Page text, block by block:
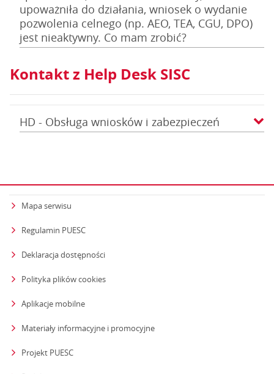
upoważniła do działania, wniosek o wydanie
pozwolenia celnego (np. AEO, TEA, CGU, DPO)
jest nieaktywny. Co mam zrobić?
Kontakt z Help Desk SISC
HD - Obsługa wniosków i zabezpieczeń
Mapa serwisu
Regulamin PUESC
Deklaracja dostępności
Polityka plików cookies
Aplikacje mobilne
Materiały informacyjne i promocyjne
Projekt PUESC